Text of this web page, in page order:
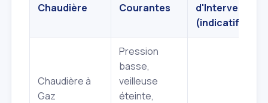
Chaudière
Courantes
d'Intervention
(indicatif)
Chaudière à
Gaz
Pression
basse,
veilleuse
éteinte,